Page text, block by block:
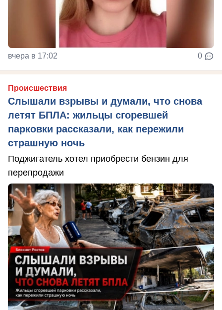
вчера в 17:02 0
Происшествия
Слышали взрывы и думали, что снова
летят БПЛА: жильцы сгоревшей
парковки рассказали, как пережили
страшную ночь
Поджигатель хотел приобрести бензин для
перепродажи